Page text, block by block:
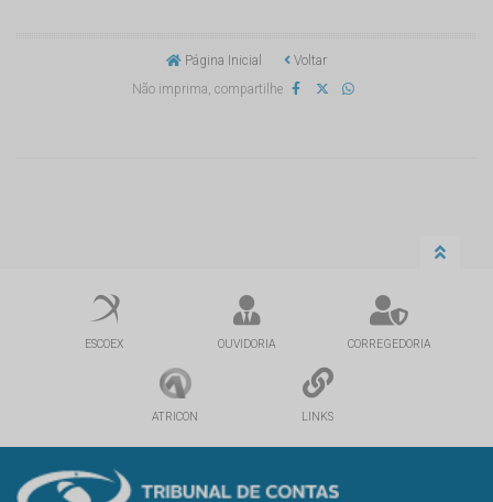
Página Inicial
Voltar
Não imprima, compartilhe
ESCOEX OUVIDORIA CORREGEDORIA
ATRICON LINKS